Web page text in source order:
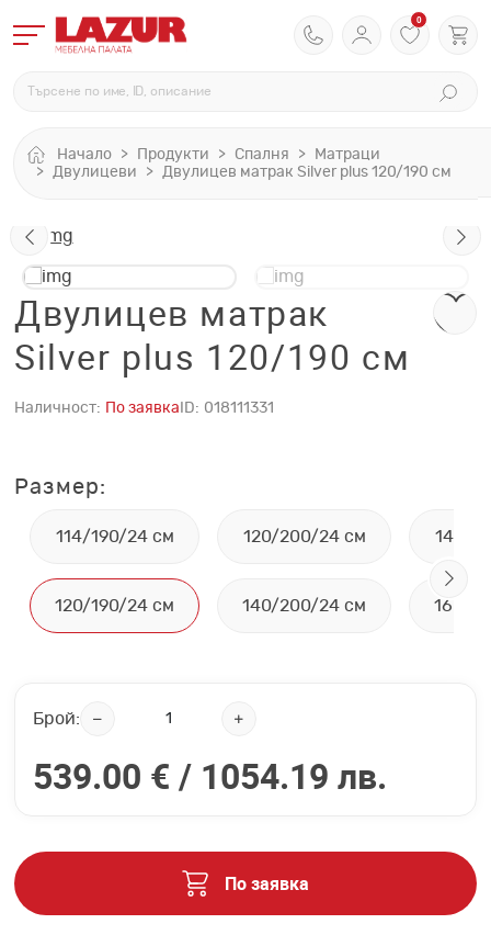
0
Начало Продукти Спалня
Матраци
Двулицеви
Двулицев матрак Silver plus 120/190 см
Двулицев матрак
Silver plus 120/190 см
Наличност: По заявка ID: 018111331
Размер:
114/190/24 см
120/190/24 см
120/200/24 см
140/200/24 см
144/
160/
Брой:
539.00 € / 1054.19 лв.
По заявка